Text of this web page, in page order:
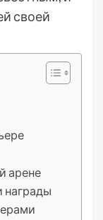
своей
арене
награды